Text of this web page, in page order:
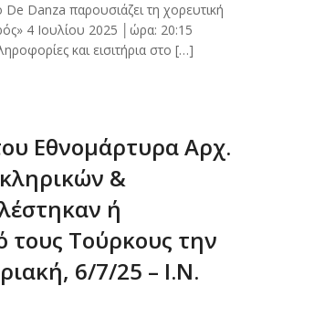
Danza παρουσιάζει τη χορευτική
4 Ιουλίου 2025 │ώρα: 20:15
και εισιτήρια στο […]
Εθνομάρτυρα Αρχ.
&
ή
τους Τούρκους την
6/7/25 – Ι.Ν.